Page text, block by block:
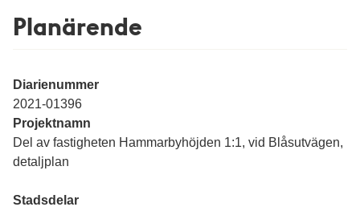
Planärende
Diarienummer
2021-01396
Projektnamn
Del av fastigheten Hammarbyhöjden 1:1, vid Blåsutvägen,
detaljplan
Stadsdelar